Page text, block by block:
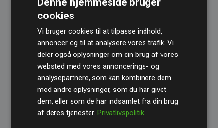
dobbelt så meget CO₂ som den estimerede
Alle projekter er verificeret gennem Gold
Standard– en international ordning, der sikrer høj
kvalitet og gennemsigtighed i klimainvesteringer.
Du kan læse mere om de konkrete projekter
cookies
Vi bruger cookies til at tilpasse indhold,
annoncer og til at analysere vores trafik. Vi
deler også oplysninger om din brug af vores
websted med vores annoncerings- og
analysepartnere, som kan kombinere dem
med andre oplysninger, som du har givet
dem, eller som de har indsamlet fra din brug
af deres tjenester.Privatlivspolitik